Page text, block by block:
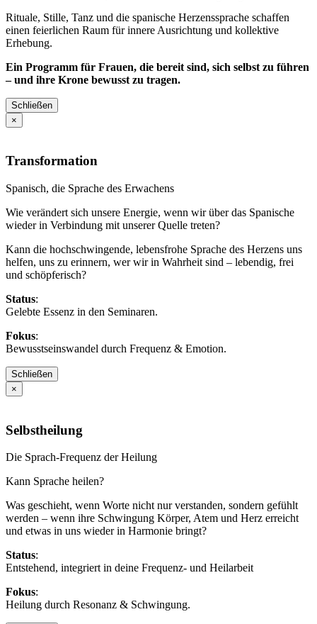
Rituale, Stille, Tanz und die spanische Herzenssprache schaffen
einen feierlichen Raum für innere Ausrichtung und kollektive
Erhebung.
Ein Programm für Frauen, die bereit sind, sich selbst zu führen
– und ihre Krone bewusst zu tragen.
Schließen
×
Transformation
Spanisch, die Sprache des Erwachens
Wie verändert sich unsere Energie, wenn wir über das Spanische
wieder in Verbindung mit unserer Quelle treten?
Kann die hochschwingende, lebensfrohe Sprache des Herzens uns
helfen, uns zu erinnern, wer wir in Wahrheit sind – lebendig, frei
und schöpferisch?
Status:
Gelebte Essenz in den Seminaren.
Fokus:
Bewusstseinswandel durch Frequenz & Emotion.
Schließen
×
Selbstheilung
Die Sprach-Frequenz der Heilung
Kann Sprache heilen?
Was geschieht, wenn Worte nicht nur verstanden, sondern gefühlt
werden – wenn ihre Schwingung Körper, Atem und Herz erreicht
und etwas in uns wieder in Harmonie bringt?
Status:
Entstehend, integriert in deine Frequenz- und Heilarbeit
Fokus:
Heilung durch Resonanz & Schwingung.